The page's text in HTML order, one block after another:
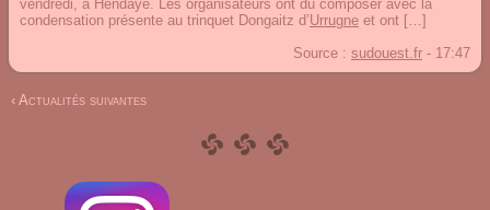
vendredi, à Hendaye. Les organisateurs ont dû composer avec la
condensation présente au trinquet Dongaitz d’Urrugne et ont […]
Source : sudouest.fr - 17:47
‹ Actualités suivantes